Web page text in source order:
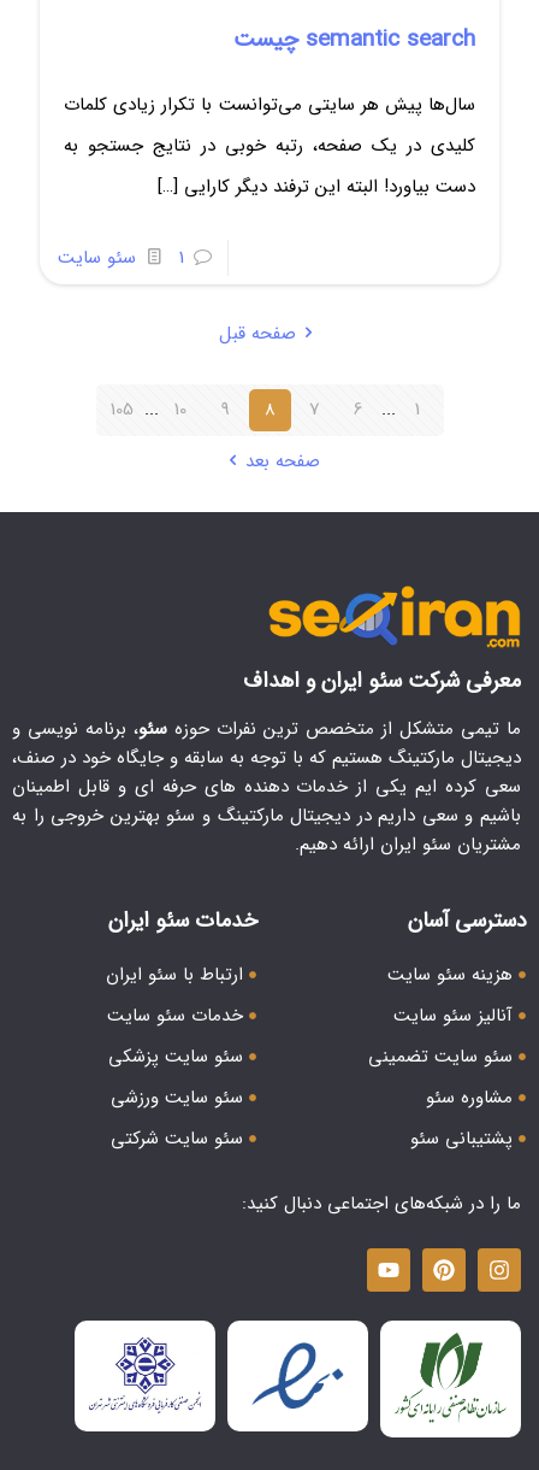
semantic search چیست
سال‌ها پیش هر سایتی می‌توانست با تکرار زیادی کلمات
کلیدی در یک صفحه، رتبه خوبی در نتایج جستجو به
دست بیاورد! البته این ترفند دیگر کارایی […]
1 سئو سایت
صفحه قبل
1
...
6
7
8
9
10
...
105
صفحه بعد
معرفی شرکت سئو ایران و اهداف
ما تیمی متشکل از متخصص ترین نفرات حوزه سئو، برنامه نویسی و
دیجیتال مارکتینگ هستیم که با توجه به سابقه و جایگاه خود در صنف،
سعی کرده ایم یکی از خدمات دهنده های حرفه ای و قابل اطمینان
باشیم و سعی داریم در دیجیتال مارکتینگ و سئو بهترین خروجی را به
مشتریان سئو ایران ارائه دهیم.
دسترسی آسان
هزینه سئو سایت
آنالیز سئو سایت
سئو سایت تضمینی
مشاوره سئو
پشتیبانی سئو
خدمات سئو ایران
ارتباط با سئو ایران
خدمات سئو سایت
سئو سایت پزشکی
سئو سایت ورزشی
سئو سایت شرکتی
ما را در شبکه‌های اجتماعی دنبال کنید: